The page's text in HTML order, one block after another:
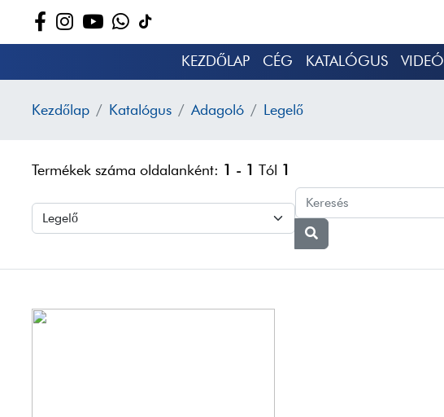
KEZDŐLAP CÉG KATALÓGUS VIDEÓ
Kezdőlap Katalógus Adagoló Legelő
Termékek száma oldalanként: 1 - 1 Tól 1